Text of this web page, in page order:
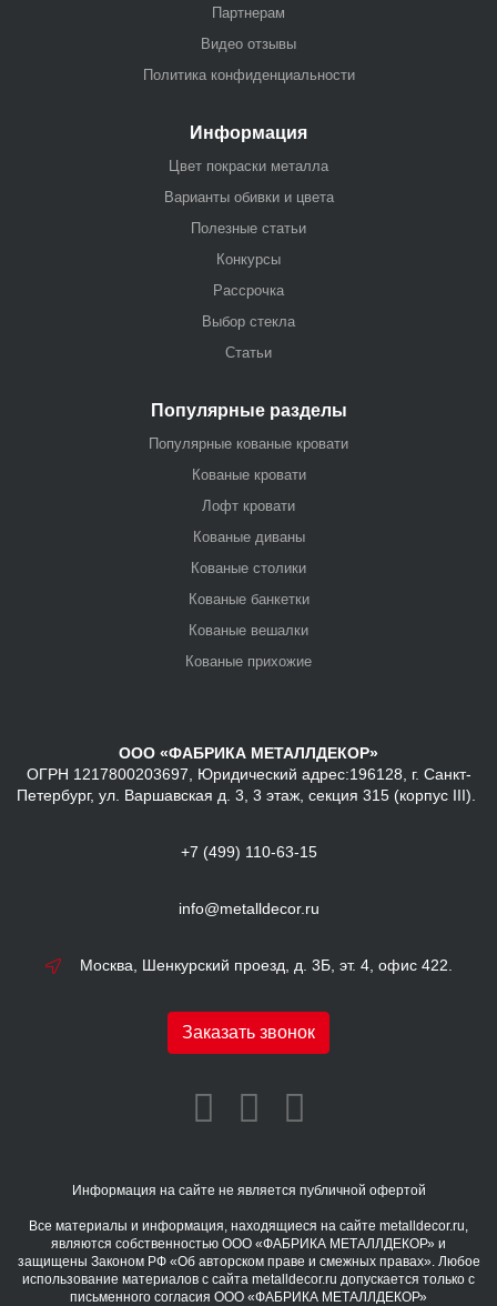
Партнерам
Видео отзывы
Политика конфиденциальности
Информация
Цвет покраски металла
Варианты обивки и цвета
Полезные статьи
Конкурсы
Рассрочка
Выбор стекла
Статьи
Популярные разделы
Популярные кованые кровати
Кованые кровати
Лофт кровати
Кованые диваны
Кованые столики
Кованые банкетки
Кованые вешалки
Кованые прихожие
ООО «ФАБРИКА МЕТАЛЛДЕКОР»
ОГРН 1217800203697, Юридический адрес:196128, г. Санкт-
Петербург, ул. Варшавская д. 3, 3 этаж, секция 315 (корпус III).
+7 (499) 110-63-15
info@metalldecor.ru
Москва, Шенкурский проезд, д. 3Б, эт. 4, офис 422.
Заказать звонок
Информация на сайте не является публичной офертой
Все материалы и информация, находящиеся на сайте metalldecor.ru,
являются собственностью ООО «ФАБРИКА МЕТАЛЛДЕКОР» и
защищены Законом РФ «Об авторском праве и смежных правах». Любое
использование материалов с сайта metalldecor.ru допускается только с
письменного согласия ООО «ФАБРИКА МЕТАЛЛДЕКОР»